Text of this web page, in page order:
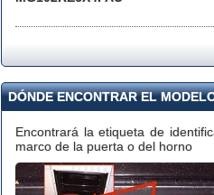
DÓNDE ENCONTRAR EL
Encontrará la etiqueta de
marco de la puerta o del horno